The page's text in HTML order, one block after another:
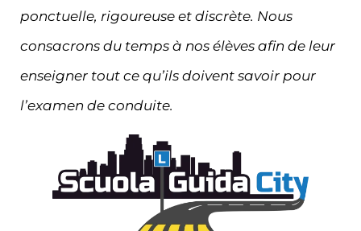
ponctuelle, rigoureuse et discrète. Nous
consacrons du temps à nos élèves afin de leur
enseigner tout ce qu’ils doivent savoir pour
l’examen de conduite.